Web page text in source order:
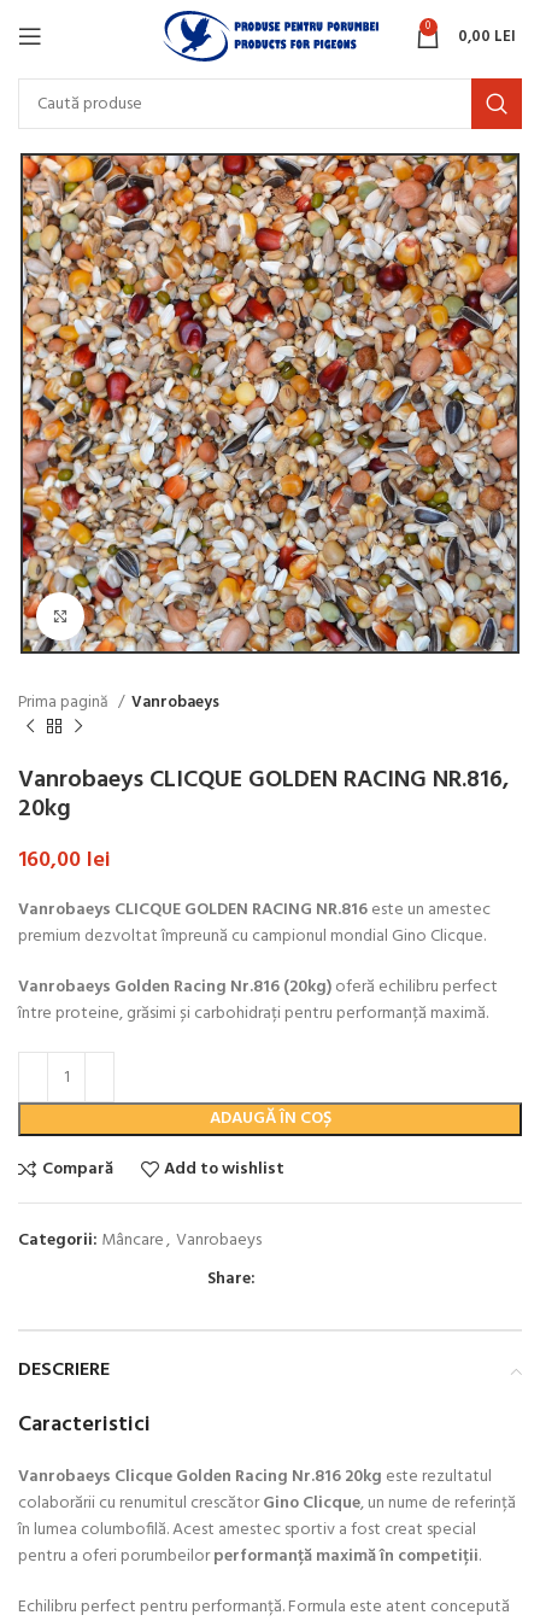
0 0,00 LEI
Click to enlarge
Prima pagină Vanrobaeys
Vanrobaeys CLICQUE GOLDEN RACING NR.816,
20kg
160,00 lei
Vanrobaeys CLICQUE GOLDEN RACING NR.816este un amestec
premium dezvoltat împreună cu campionul mondial Gino Clicque.
Vanrobaeys Golden Racing Nr.816 (20kg)oferă echilibru perfect
între proteine, grăsimi și carbohidrați pentru performanță maximă.
ADAUGĂ ÎN COȘ
Compară
Add to wishlist
Categorii: Mâncare, Vanrobaeys
Share:
DESCRIERE
Caracteristici
Vanrobaeys Clicque Golden Racing Nr.816 20kg este rezultatul
colaborării cu renumitul crescătorGino Clicque, un nume de referință
în lumea columbofilă. Acest amestec sportiv a fost creat special
pentru a oferi porumbeilorperformanță maximă în competiții.
Echilibru perfect pentru performanță. Formula este atent concepută